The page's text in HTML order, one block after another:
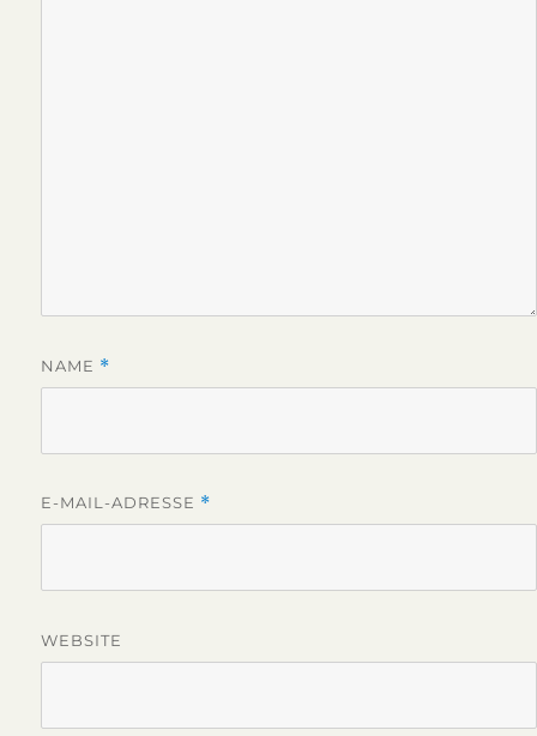
NAME *
E-MAIL-ADRESSE *
WEBSITE